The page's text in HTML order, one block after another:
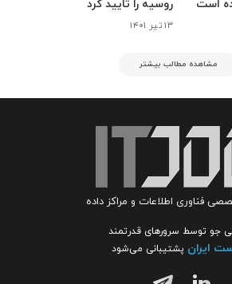
است
روسیه را تایید کرد
۱۳ تیر ۱۴۰۱
مشاهده مطالب بیشتر
فناوری اطلاعات و مراکز داده
جو توسط سرورهای قدرتمند
ایران پشتیبانی می‌شود